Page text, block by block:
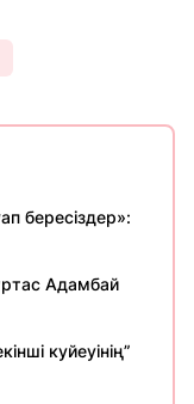
бересіздер»:
Адамбай
куйеуінің”